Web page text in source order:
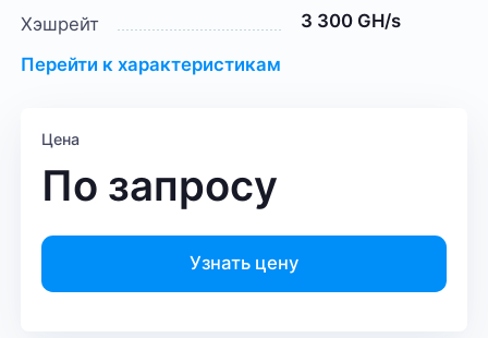
Хэшрейт
3 300 GH/s
Перейти к характеристикам
Цена
По запросу
Узнать цену